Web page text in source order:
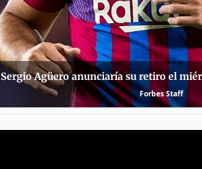
Sergio Agüero anunciaría su retiro el
Forbes Staff